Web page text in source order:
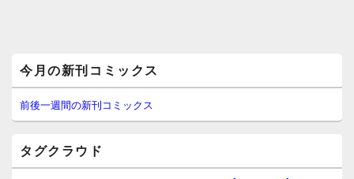
イ
ン
サ
イ
ウ
今月の新刊コミックス
前後一週間の新刊コミックス
タグクラウド